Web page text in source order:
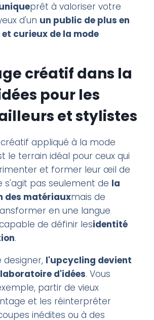
prêt à valoriser votre
d'un un public de plus en
curieux de la mode
créatif dans la
pour les
et stylistes
appliqué à la mode
le terrain idéal pour ceux qui
et former leur œil de
s'agit pas seulement de la
des matériauxmais de
en une langue
de définir lesidentité
.
designer, l'upcycling devient
d'idées. Vous
partir de vieux
et les réinterpréter
inédites ou à des